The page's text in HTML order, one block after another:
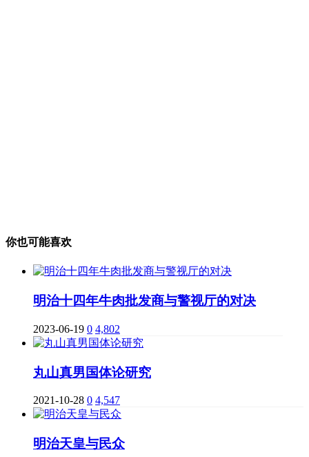
你也可能喜欢
明治十四年牛肉批发商与警视厅的对决
2023-06-19 0 4,802
丸山真男国体论研究
2021-10-28 0 4,547
明治天皇与民众